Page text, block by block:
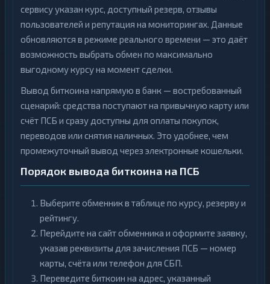
сервису указан курс, доступный резерв, отзывы
пользователей и репутация на мониторингах. Данные
обновляются в режиме реального времени — это даёт
возможность выбрать обмен по максимально
выгодному курсу на момент сделки.
Вывод биткоина напрямую в банк — востребованный
сценарий: средства поступают на привычную карту или
счёт ПСБ и сразу доступны для оплаты покупок,
переводов или снятия наличных. Это удобнее, чем
промежуточный вывод через электронные кошельки.
Порядок вывода биткоина на ПСБ
Выберите обменник в таблице по курсу, резерву и
рейтингу.
Перейдите на сайт обменника и оформите заявку,
указав реквизиты для зачисления ПСБ — номер
карты, счёта или телефон для СБП.
Переведите биткоин на адрес, указанный